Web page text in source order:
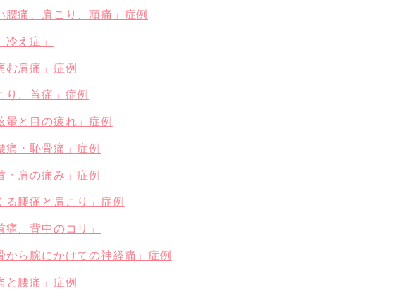
痛、肩こり、頭痛」症例
え症」
肩痛」症例
、首痛」症例
と目の疲れ」症例
・恥骨痛」症例
肩の痛み」症例
腰痛と肩こり」症例
、背中のコリ」
ら腕にかけての神経痛」症例
腰痛」症例